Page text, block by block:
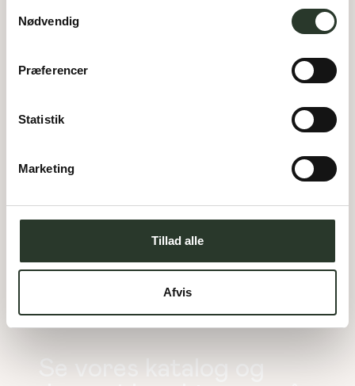
Nødvendig
Præferencer
Statistik
Marketing
Tillad alle
Afvis
Areal:193m²
Overdækket:11m²
Se vores katalog og